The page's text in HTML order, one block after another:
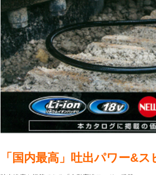
「国内最高」吐出パワー&ス